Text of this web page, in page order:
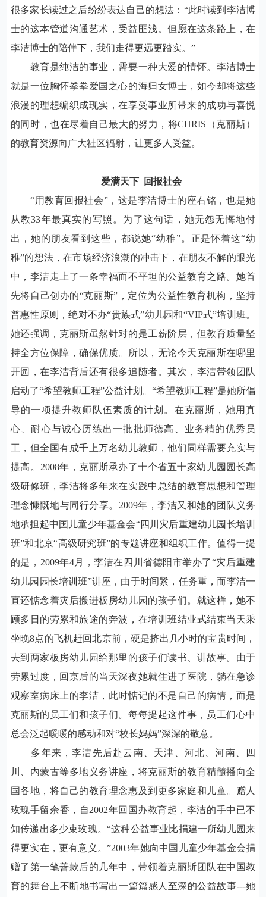
很多家长读过之后纷纷表达自己的想法：“此时读到李洁博
士的这本管道沟通艺术，受益匪浅。但愿在这条路上，在
李洁博士的陪伴下，我们走得更远更踏实。”
教育是纯洁的事业，需要一种大爱的情怀。李洁博士
就是一位胸怀拳拳爱国之心的海归女博士，如今却将这些
浪漫的理想编织成现实，在享受事业所带来的成功与喜悦
的同时，也在尽着自己最大的努力，将CHRIS （克丽斯）
的教育资源向广大社区辐射，让更多人受益。
爱满天下
回报社会
“用教育回报社会”，这是李洁博士的座右铭，也是她
从教33年最真实的写照。为了这句话，她无怨无悔地付
出，她的朋友看到这些，都说她“幼稚”。正是怀着这“幼
稚”的想法，在市场经济浪潮的冲击下，在朋友不解的眼光
中，李洁走上了一条幸福而不平坦的公益教育之路。她首
先将自己创办的“克丽斯”，定位为公益性教育机构，坚持
普惠性原则，绝对不办“贵族式”幼儿园和“VIP式”培训班。
她还强调，克丽斯虽然针对的是工薪阶层，但教育质量坚
持全方位保障，确保优质。所以，无论今天克丽斯在哪里
开园，在李洁背后还有很多追随者。其次，李洁带领团队
启动了“希望教师工程”公益计划。“希望教师工程”是她所倡
导的一项提升教师队伍素质的计划。在克丽斯，她用真
心、耐心与诚心历练出一批批师德高、业务精的优秀员
工，但全国有成千上万名幼儿教师，他们同样需要充实与
提高。 2008年，克丽斯承办了十个省五十家幼儿园园长高
级研修班，李洁将多年来在实践中总结的教育思想和管理
理念慷慨地与同行分享。 2009年，李洁又和她的团队义务
地承担起中国儿童少年基金会“四川灾后重建幼儿园长培训
班”和北京“高级研究班”的专题讲座和组织工作。值得一提
的是， 2009年4月，李洁在四川省德阳市举办了“灾后重建
幼儿园园长培训班”讲座，由于时间紧，任务重，而李洁一
直还惦念着灾后搬进板房幼儿园的孩子们。就这样，她不
顾多日的劳累和旅途的奔波，在培训班结业式结束当天乘
坐晚8点的飞机赶回北京前，硬是挤出几小时的宝贵时间，
去到两家板房幼儿园给那里的孩子们读书、讲故事。由于
劳累过度，回京后的当天深夜她就住进了医院，躺在急诊
观察室病床上的李洁，此时惦记的不是自己的病情，而是
克丽斯的员工们和孩子们。每每提起这件事，员工们心中
总会泛起暖暖的感动和对“校长妈妈”深深的敬意。
多年来，李洁先后赴云南、天津、河北、河南、四
川、内蒙古等多地义务讲座，将克丽斯的教育精髓播向全
国各地，将自己的教育理念惠及到更多家庭和儿童。赠人
玫瑰手留余香，自2002年回国办教育起，李洁的手中已不
知传递出多少束玫瑰。“这种公益事业比捐建一所幼儿园来
得更实在，更有意义。”2003年她向中国儿童少年基金会捐
赠了第一笔善款后的几年中，带领着克丽斯团队在中国教
育的舞台上不断地书写出一篇篇感人至深的公益故事---她